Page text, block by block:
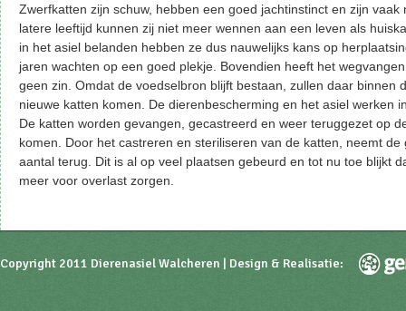
Zwerfkatten zijn schuw, hebben een goed jachtinstinct en zijn vaak
latere leeftijd kunnen zij niet meer wennen aan een leven als
in het asiel belanden hebben ze dus nauwelijks kans op
jaren wachten op een goed plekje. Bovendien heeft het
geen zin. Omdat de voedselbron blijft bestaan, zullen daar binnen
nieuwe katten komen. De dierenbescherming en het asiel werken
De katten worden gevangen, gecastreerd en weer teruggezet op
komen. Door het castreren en steriliseren van de katten, neemt de
aantal terug. Dit is al op veel plaatsen gebeurd en tot nu toe blijkt
meer voor overlast zorgen.
Copyright 2011 Dierenasiel Walcheren | Design & Realisatie: